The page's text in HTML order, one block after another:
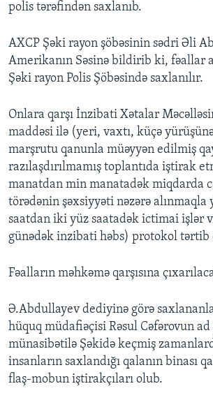
polis tərəfindən saxlanıb.
AXCP Şəki rayon şöbəsinin sədri Əli
Amerikanın Səsinə bildirib ki, fəallar
Şəki rayon Polis Şöbəsində saxlanılır.
Onlara qarşı İnzibati Xətalar
maddəsi ilə (yeri, vaxtı, küçə
marşrutu qanunla müəyyən edilmiş
razılaşdırılmamış toplantıda iştirak
manatdan min manatadək miqdarda
törədənin şəxsiyyəti nəzərə alınmaqla
saatdan iki yüz saatadək ictimai işlər
günədək inzibati həbs) protokol tərtib
Fəalların məhkəmə qarşısına
Ə.Abdullayev dediyinə görə
hüquq müdafiəçisi Rəsul Cəfərovun
münasibətilə Şəkidə keçmiş
insanların saxlandığı qalanın binası
flaş-mobun iştirakçıları olub.